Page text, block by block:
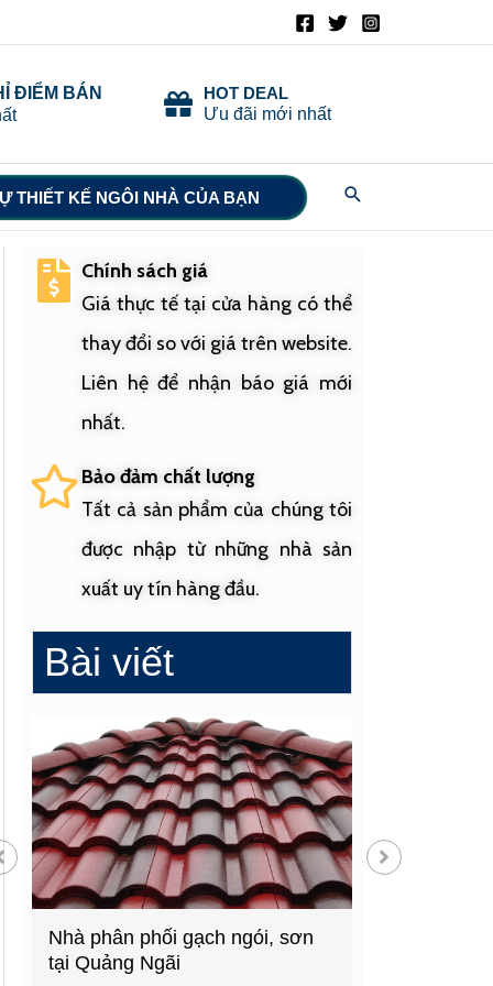
ĐIỂM BÁN
HOT DEAL
Ưu đãi mới nhất
THIẾT KẾ NGÔI NHÀ CỦA BẠN Search
Chính sách giá
Giá thực tế tại cửa hàng có thể
thay đổi so với giá trên website.
Liên hệ để nhận báo giá mới
nhất.
Bảo đảm chất lượng
Tất cả sản phẩm của chúng tôi
được nhập từ những nhà sản
xuất uy tín hàng đầu.
Bài viết
phối gạch ngói, sơn
Ngãi
Cửa hàng vật liệu xây dựng